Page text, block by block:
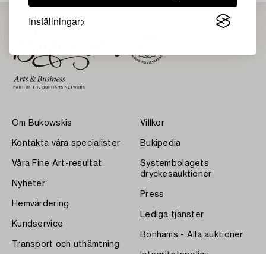
Inställningar
Om Bukowskis
Kontakta våra specialister
Våra Fine Art-resultat
Nyheter
Hemvärdering
Kundservice
Transport och uthämtning
Villkor
Bukipedia
Systembolagets
dryckesauktioner
Press
Lediga tjänster
Bonhams - Alla auktioner